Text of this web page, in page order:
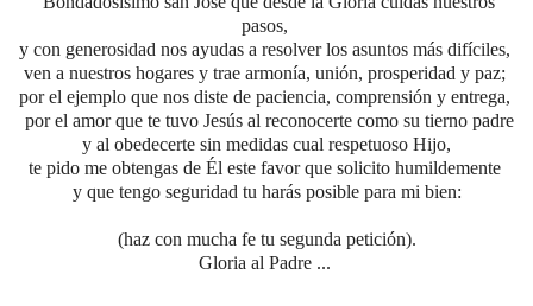
pasos,
y con generosidad nos ayudas a resolver los asuntos más difíciles,
ven a nuestros hogares y trae armonía, unión, prosperidad y paz;
por el ejemplo que nos diste de paciencia, comprensión y entrega,
por el amor que te tuvo Jesús al reconocerte como su tierno padre
y al obedecerte sin medidas cual respetuoso Hijo,
te pido me obtengas de Él este favor que solicito humildemente
y que tengo seguridad tu harás posible para mi bien:
(haz con mucha fe tu segunda petición).
Gloria al Padre ...